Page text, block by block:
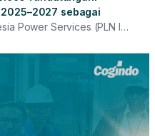
sebagai
Power Services (PLN IP
(PKB) tahun 2025–2027
Transformasi
Ulang Tahun (HUT) ke-1
Acara yang berlangsung
Jakarta, dihadiri oleh
serta perwakilan